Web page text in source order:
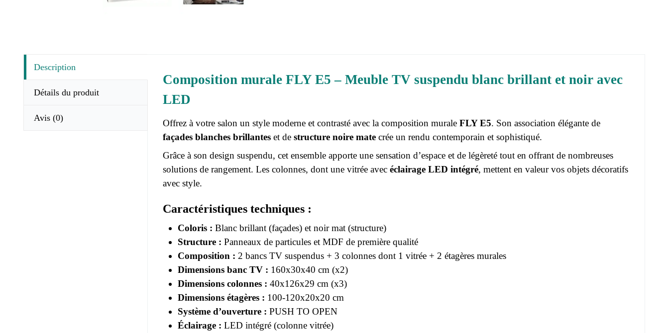
Description
Détails du produit
Avis (0)
Composition murale FLY E5 – Meuble TV suspendu blanc brillant et noir avec
LED
Offrez à votre salon un style moderne et contrasté avec la composition murale FLY E5. Son association élégante de
façades blanches brillantes et de structure noire mate crée un rendu contemporain et sophistiqué.
Grâce à son design suspendu, cet ensemble apporte une sensation d’espace et de légèreté tout en offrant de nombreuses
solutions de rangement. Les colonnes, dont une vitrée avec éclairage LED intégré, mettent en valeur vos objets décoratifs
avec style.
Caractéristiques techniques :
Coloris : Blanc brillant (façades) et noir mat (structure)
Structure : Panneaux de particules et MDF de première qualité
Composition : 2 bancs TV suspendus + 3 colonnes dont 1 vitrée + 2 étagères murales
Dimensions banc TV : 160x30x40 cm (x2)
Dimensions colonnes : 40x126x29 cm (x3)
Dimensions étagères : 100-120x20x20 cm
Système d’ouverture : PUSH TO OPEN
Éclairage : LED intégré (colonne vitrée)